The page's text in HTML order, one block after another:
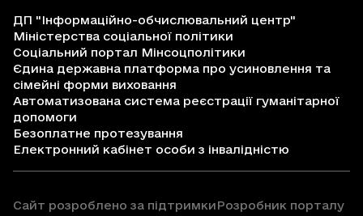
ДП "Інформаційно-обчислювальний центр"
Міністерства соціальної політики
Соціальний портал Мінсоцполітики
Єдина державна платформа про усиновлення та
сімейні форми виховання
Автоматизована система реєстрації гуманітарної
допомоги
Безоплатне протезування
Електронний кабінет особи з інвалідністю
Сайт розроблено за підтримкиРозробник порталу